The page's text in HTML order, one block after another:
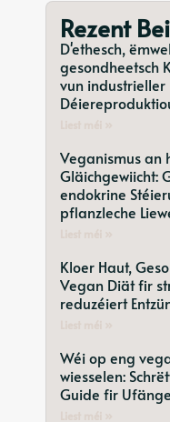
Rezent
D'ethesch,
gesondheetsch
vun industrieller
Veganismus an
Gläichgewiicht:
endokrine
pflanzleche
Kloer Haut,
Vegan Diät fir
reduzéiert
Wéi op eng
wiesselen:
Guide fir